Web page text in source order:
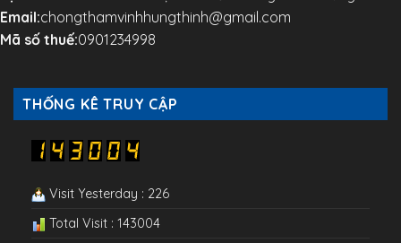
Email:chongthamvinhhungthinh@gmail.com
Mã số thuế:0901234998
THỐNG KÊ TRUY CẬP
Visit Yesterday : 226
Total Visit : 143004